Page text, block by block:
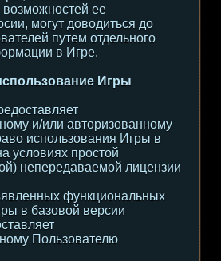
ее
могут доводиться до
путем отдельного
в Игре.
Игры
и/или авторизованному
использования Игры в
условиях простой
непередаваемой лицензии
функциональных
в базовой версии
Пользователю